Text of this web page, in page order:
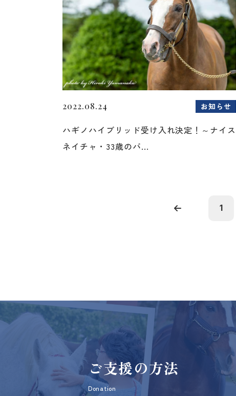
2022.08.24 お知らせ
ハギノハイブリッド受け入れ決定！～ナイス
ネイチャ・33歳のバ...
1
ご支援の方法
Donation